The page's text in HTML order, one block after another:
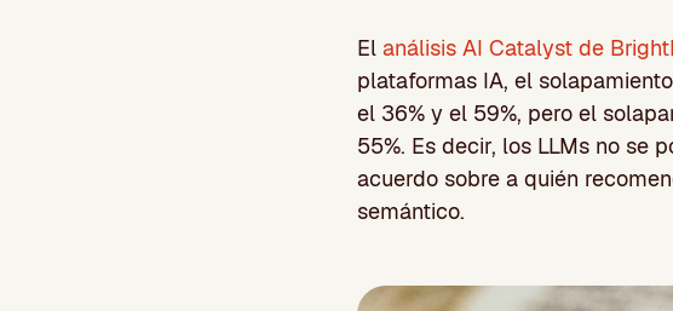
El análisis AI Catalyst de
plataformas IA, el
el 36% y el 59%, pero el
55%. Es decir, los LLMs no se
acuerdo sobre a quién
semántico.